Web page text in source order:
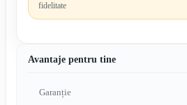
Avantaje pentru tine
Garanție
fidelitate